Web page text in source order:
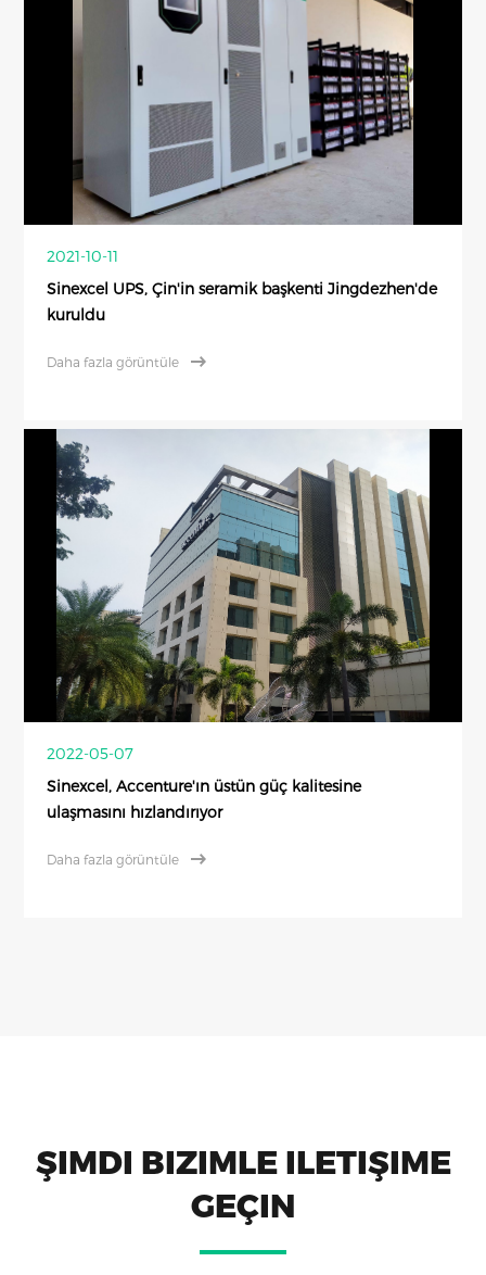
2021-10-11
Sinexcel UPS, Çin'in seramik başkenti Jingdezhen'de
kuruldu
Daha fazla görüntüle
2022-05-07
Sinexcel, Accenture'ın üstün güç kalitesine
ulaşmasını hızlandırıyor
Daha fazla görüntüle
ŞIMDI BIZIMLE ILETIŞIME
GEÇIN